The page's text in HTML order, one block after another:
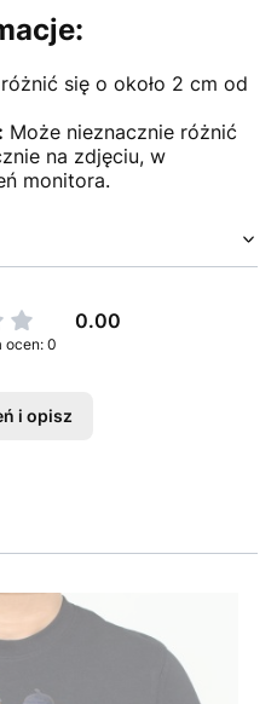
się o około 2 cm od
Może nieznacznie różnić
na zdjęciu, w
monitora.
0.00
ocen: 0
i opisz